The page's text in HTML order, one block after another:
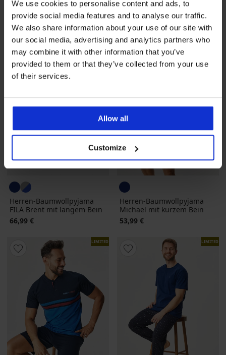
We use cookies to personalise content and ads, to
provide social media features and to analyse our traffic.
We also share information about your use of our site with
our social media, advertising and analytics partners who
may combine it with other information that you’ve
provided to them or that they’ve collected from your use
of their services.
Allow all
Customize
LIMITED
Herren-Baumwollpyjama
FILA Brent mit langem Bein
66,99 €
LIMITED
Herren-Baumwollpyjama
Michael mit kurzem Bein
53,99 €
LIMITED LIMITED